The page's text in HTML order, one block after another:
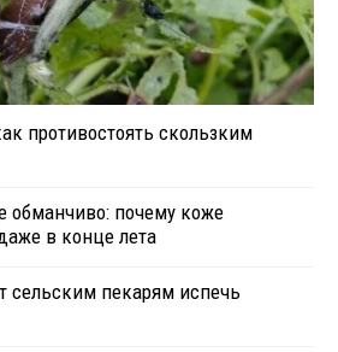
противостоять скользким
обманчиво: почему коже
в конце лета
сельским пекарям испечь